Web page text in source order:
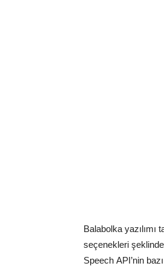
Balabolka
seçenekleri
Speech API’nin